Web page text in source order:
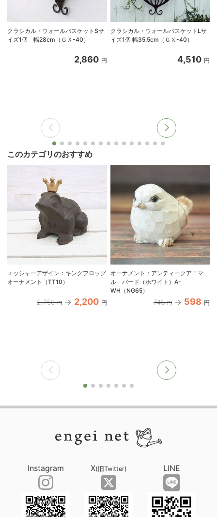
クラシカル・ウォールバスケットSサ
イズ1個 幅28cm（ＧＸ-40）
2,860 円
クラシカル・ウォールバスケットLサ
イズ1個 幅35.5cm（ＧＸ-40）
4,510 円
このカテゴリのおすすめ
エッシャーデザイン：キングフロッグ
オーナメント（TT10）
2,750 円 2,200 円
オーナメント：アンティークアニマ
ル バード（ホワイト）A-
WH（NG65）
748 円 598 円
Instagram X(旧Twitter) LINE